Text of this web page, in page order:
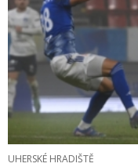
UHERSKÉ HRADIŠTĚ